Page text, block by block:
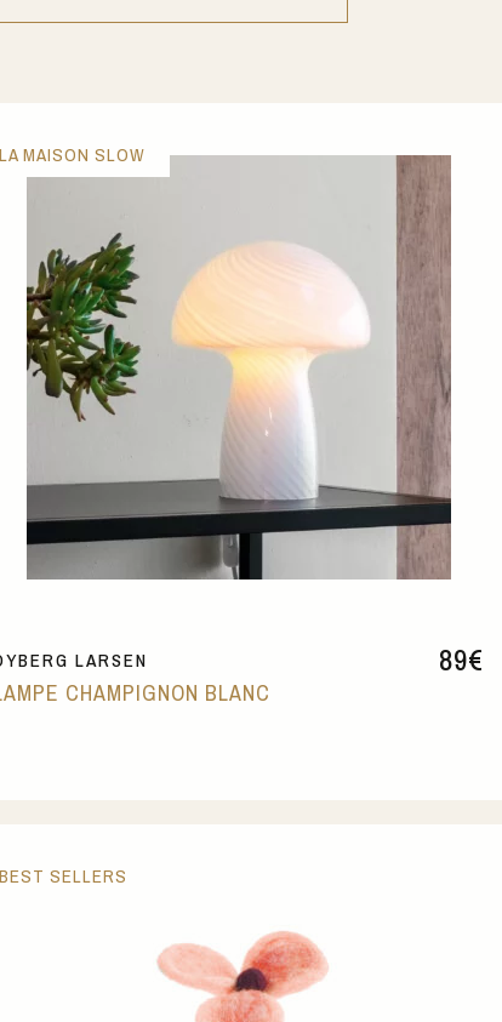
89€
LARSEN
CHAMPIGNON BLANC
LA MAISON SLOW
BEST SELLERS